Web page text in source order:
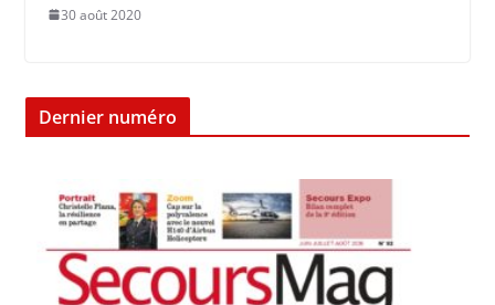
30 août 2020
Dernier numéro